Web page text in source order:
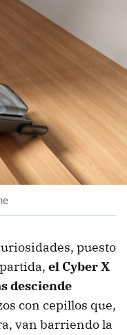
puesto
el Cyber X
desciende
con cepillos que,
van barriendo la